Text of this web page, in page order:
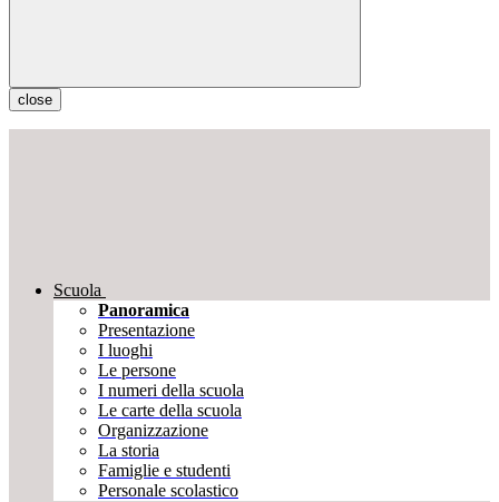
close
Scuola
Panoramica
Presentazione
I luoghi
Le persone
I numeri della scuola
Le carte della scuola
Organizzazione
La storia
Famiglie e studenti
Personale scolastico